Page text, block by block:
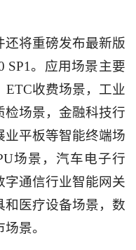
还将重磅发布最新版
SP1。应用场景主要
ETC收费场景，工业
场景，金融科技行
业平板等智能终端场
场景，汽车电子行
字通信行业智能网关
医疗设备场景，数
景。